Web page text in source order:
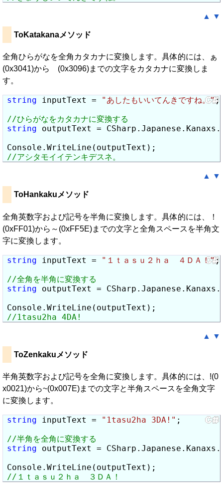
▲ ▼
ToKatakanaメソッド
全角ひらがなを全角カタカナに変換します。具体的には、ぁ
(0x3041)からゖ(0x3096)までの文字をカタカナに変換しま
す。
string inputText = "あしたもいいてんきですね。";
string outputText =
▲ ▼
ToHankakuメソッド
全角英数字および記号を半角に変換します。具体的には、！
(0xFF01)から～(0xFF5E)までの文字と全角スペースを半角文
字に変換します。
string inputText = "１ｔａｓｕ２ｈａ　４ＤＡ！";
string outputText =
▲ ▼
ToZenkakuメソッド
半角英数字および記号を全角に変換します。具体的には、!(0
x0021)から~(0x007E)までの文字と半角スペースを全角文字
に変換します。
string inputText = "1tasu2ha 3DA!" ;
string outputText =